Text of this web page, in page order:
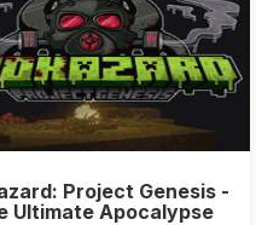
Project Genesis -
Ultimate Apocalypse